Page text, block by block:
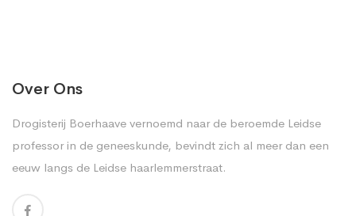
Over Ons
Drogisterij Boerhaave vernoemd naar de beroemde Leidse
professor in de geneeskunde, bevindt zich al meer dan een
eeuw langs de Leidse haarlemmerstraat.